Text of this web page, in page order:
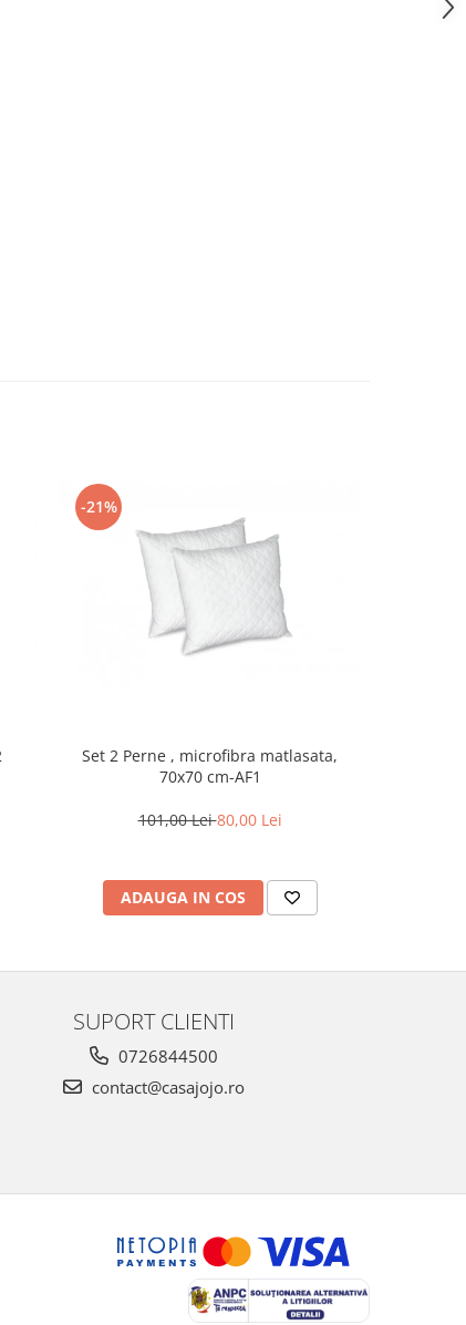
-21%
Set 2 Perne , microfibra matlasata,
70x70 cm-AF1
101,00 Lei80,00 Lei
ADAUGA IN COS
SUPORT CLIENTI
0726844500
contact@casajojo.ro